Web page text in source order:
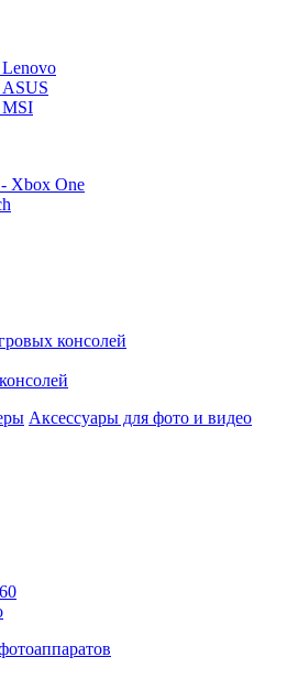
MSI
Xbox One
консолей
Аксессуары для фото и видео